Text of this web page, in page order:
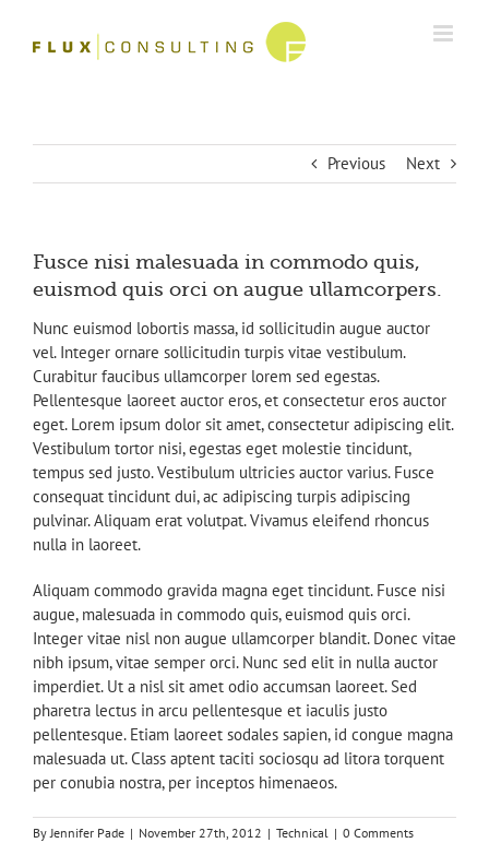
content
Previous Next
Fusce nisi malesuada in commodo quis,
euismod quis orci on augue ullamcorpers.
Nunc euismod lobortis massa, id sollicitudin augue auctor
vel. Integer ornare sollicitudin turpis vitae vestibulum.
Curabitur faucibus ullamcorper lorem sed egestas.
Pellentesque laoreet auctor eros, et consectetur eros auctor
eget. Lorem ipsum dolor sit amet, consectetur adipiscing elit.
Vestibulum tortor nisi, egestas eget molestie tincidunt,
tempus sed justo. Vestibulum ultricies auctor varius. Fusce
consequat tincidunt dui, ac adipiscing turpis adipiscing
pulvinar. Aliquam erat volutpat. Vivamus eleifend rhoncus
nulla in laoreet.
Aliquam commodo gravida magna eget tincidunt. Fusce nisi
augue, malesuada in commodo quis, euismod quis orci.
Integer vitae nisl non augue ullamcorper blandit. Donec vitae
nibh ipsum, vitae semper orci. Nunc sed elit in nulla auctor
imperdiet. Ut a nisl sit amet odio accumsan laoreet. Sed
pharetra lectus in arcu pellentesque et iaculis justo
pellentesque. Etiam laoreet sodales sapien, id congue magna
malesuada ut. Class aptent taciti sociosqu ad litora torquent
per conubia nostra, per inceptos himenaeos.
ByJennifer Pade | November 27th, 2012 | Technical | 0 Comments